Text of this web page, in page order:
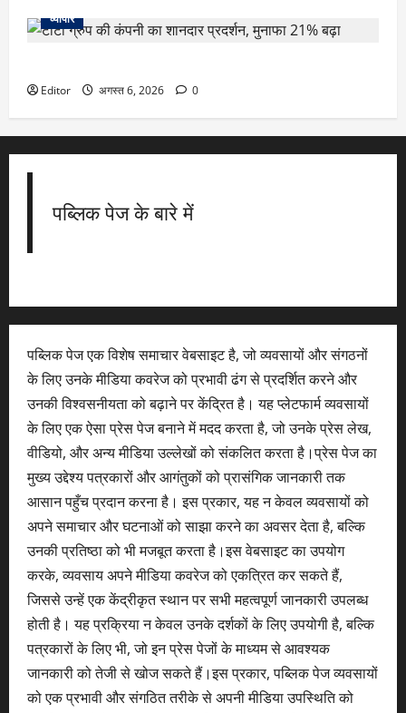
व्यापार
Editor अगस्त 6, 2026 0
पब्लिक पेज के बारे में
पब्लिक पेज एक विशेष समाचार वेबसाइट है, जो व्यवसायों और संगठनों
के लिए उनके मीडिया कवरेज को प्रभावी ढंग से प्रदर्शित करने और
उनकी विश्वसनीयता को बढ़ाने पर केंद्रित है। यह प्लेटफार्म व्यवसायों
के लिए एक ऐसा प्रेस पेज बनाने में मदद करता है, जो उनके प्रेस लेख,
वीडियो, और अन्य मीडिया उल्लेखों को संकलित करता है।प्रेस पेज का
मुख्य उद्देश्य पत्रकारों और आगंतुकों को प्रासंगिक जानकारी तक
आसान पहुँच प्रदान करना है। इस प्रकार, यह न केवल व्यवसायों को
अपने समाचार और घटनाओं को साझा करने का अवसर देता है, बल्कि
उनकी प्रतिष्ठा को भी मजबूत करता है।इस वेबसाइट का उपयोग
करके, व्यवसाय अपने मीडिया कवरेज को एकत्रित कर सकते हैं,
जिससे उन्हें एक केंद्रीकृत स्थान पर सभी महत्वपूर्ण जानकारी उपलब्ध
होती है। यह प्रक्रिया न केवल उनके दर्शकों के लिए उपयोगी है, बल्कि
पत्रकारों के लिए भी, जो इन प्रेस पेजों के माध्यम से आवश्यक
जानकारी को तेजी से खोज सकते हैं।इस प्रकार, पब्लिक पेज व्यवसायों
को एक प्रभावी और संगठित तरीके से अपनी मीडिया उपस्थिति को